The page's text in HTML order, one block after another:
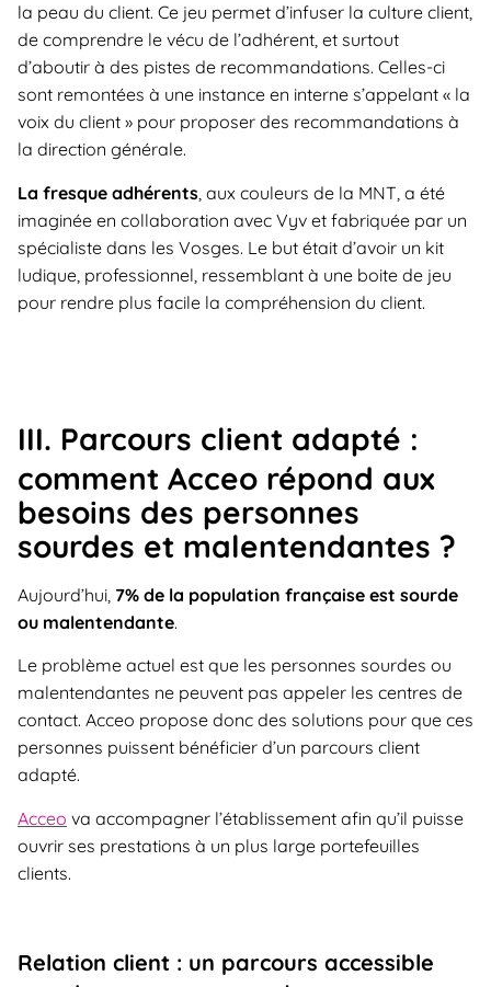
la peau du client. Ce jeu permet d’infuser la culture client,
de comprendre le vécu de l’adhérent, et surtout
d’aboutir à des pistes de recommandations. Celles-ci
sont remontées à une instance en interne s’appelant « la
voix du client » pour proposer des recommandations à
la direction générale.
La fresque adhérents , aux couleurs de la MNT, a été
imaginée en collaboration avec Vyv et fabriquée par un
spécialiste dans les Vosges. Le but était d’avoir un kit
ludique, professionnel, ressemblant à une boite de jeu
pour rendre plus facile la compréhension du client.
III. Parcours client adapté :
comment Acceo répond aux
besoins des personnes
sourdes et malentendantes ?
Aujourd’hui, 7% de la population française est sourde
ou malentendante.
Le problème actuel est que les personnes sourdes ou
malentendantes ne peuvent pas appeler les centres de
contact. Acceo propose donc des solutions pour que ces
personnes puissent bénéficier d’un parcours client
adapté.
Acceo va accompagner l’établissement afin qu’il puisse
ouvrir ses prestations à un plus large portefeuilles
clients.
Relation client : un parcours accessible